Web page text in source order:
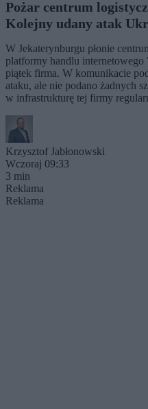
Pożar centrum
Kolejny udany atak
W Jekaterynburgu płonie
platformy handlu
piątek firma. W komunikacie
ataku, ale nie podano żadnych
w infrastrukturę tej firmy
Krzysztof Jabłonowski
Wczoraj 09:33
3 min
Reklama
Reklama